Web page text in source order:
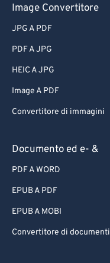
Image Convertitore
JPG A PDF
PDF A JPG
HEIC A JPG
Image A PDF
Convertitore di immagini
Documento ed e- &
PDF A WORD
EPUB A PDF
EPUB A MOBI
Convertitore di documenti